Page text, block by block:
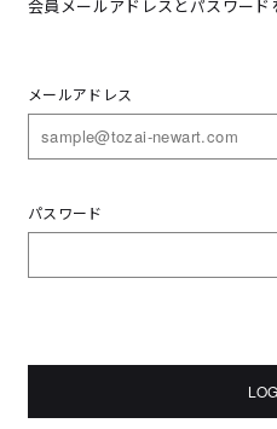
会員メールアドレスとパスワード
メールアドレス
パスワード